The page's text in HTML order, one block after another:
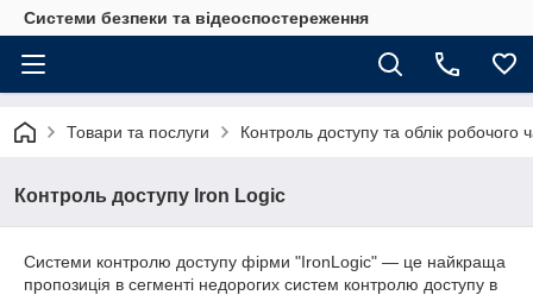
Системи безпеки та відеоспостереження
Товари та послуги Контроль доступу та облік робочого
Контроль доступу Iron Logic
Системи контролю доступу фірми "IronLogiс" ― це найкраща
пропозиція в сегменті недорогих систем контролю доступу в